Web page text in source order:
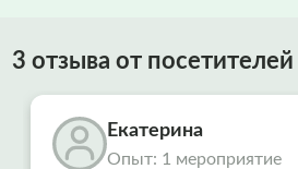
3 отзыва от посетителей
Екатерина
Опыт: 1 мероприятие